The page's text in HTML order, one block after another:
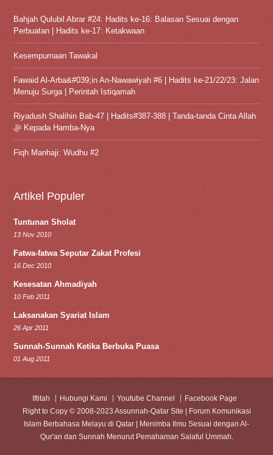
Bahjah Qulubil Abrar #24: Hadits ke-16: Balasan Sesuai dengan
Perbuatan | Hadits ke-17: Ketakwaan
Kesempurnaan Tawakal
Fawaid Al-Arba&#039;in An-Nawawiyah #6 | Hadits ke-21/22/23: Jalan
Menuju Surga | Perintah Istiqamah
Riyadush Shalihin Bab-47 | Hadits#387-388 | Tanda-tanda Cinta Allah
ﷻ Kepada Hamba-Nya
Fiqh Manhaji: Wudhu #2
Artikel Populer
Tuntunan Sholat
13 Nov 2010
Fatwa-fatwa Seputar Zakat Profesi
16 Dec 2010
Kesesatan Ahmadiyah
10 Feb 2011
Laksanakan Syariat Islam
26 Apr 2011
Sunnah-Sunnah Ketika Berbuka Puasa
01 Aug 2011
Iftitah Hubungi Kami Youtube Channel
Facebook Page
Right to Copy © 2008-2023 Assunnah-Qatar Site | Forum Komunikasi
Islam Berbahasa Melayu di Qatar | Menimba Ilmu Sesuai dengan Al-
Qur'an dan Sunnah Menurut Pemahaman Salaful Ummah.